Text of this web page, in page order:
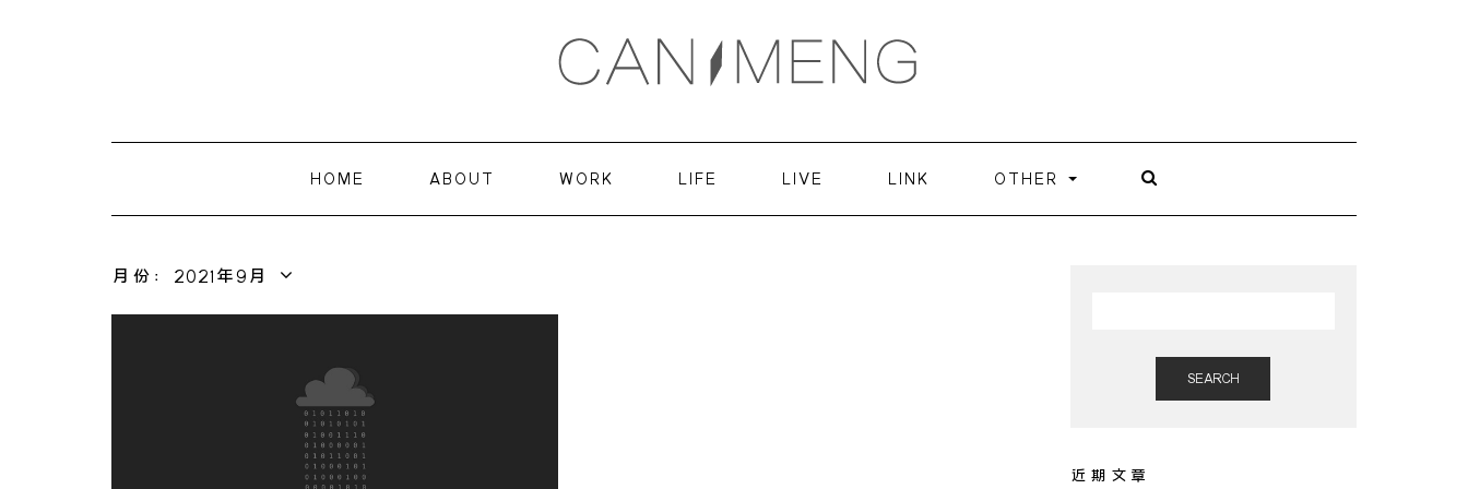
HOME ABOUT WORK LIFE LIVE LINK OTHER
月份：2021年9月
SEARCH
近期文章